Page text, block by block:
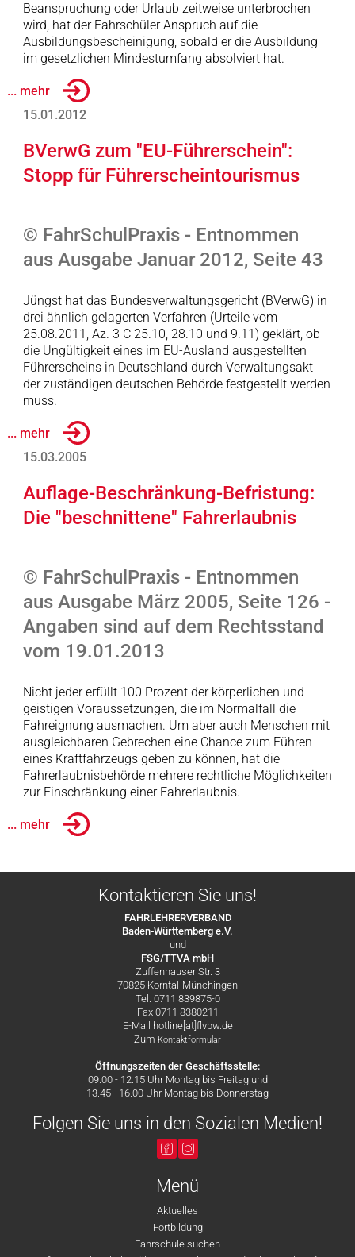
Beanspruchung oder Urlaub zeitweise unterbrochen
wird, hat der Fahrschüler Anspruch auf die
Ausbildungsbescheinigung, sobald er die Ausbildung
im gesetzlichen Mindestumfang absolviert hat.
... mehr
15.01.2012
BVerwG zum "EU-Führerschein":
Stopp für Führerscheintourismus
© FahrSchulPraxis - Entnommen
aus Ausgabe Januar 2012, Seite 43
Jüngst hat das Bundesverwaltungsgericht (BVerwG) in
drei ähnlich gelagerten Verfahren (Urteile vom
25.08.2011, Az. 3 C 25.10, 28.10 und 9.11) geklärt, ob
die Ungültigkeit eines im EU-Ausland ausgestellten
Führerscheins in Deutschland durch Verwaltungsakt
der zuständigen deutschen Behörde festgestellt werden
muss.
... mehr
15.03.2005
Auflage-Beschränkung-Befristung:
Die "beschnittene" Fahrerlaubnis
© FahrSchulPraxis - Entnommen
aus Ausgabe März 2005, Seite 126 -
Angaben sind auf dem Rechtsstand
vom 19.01.2013
Nicht jeder erfüllt 100 Prozent der körperlichen und
geistigen Voraussetzungen, die im Normalfall die
Fahreignung ausmachen. Um aber auch Menschen mit
ausgleichbaren Gebrechen eine Chance zum Führen
eines Kraftfahrzeugs geben zu können, hat die
Fahrerlaubnisbehörde mehrere rechtliche Möglichkeiten
zur Einschränkung einer Fahrerlaubnis.
... mehr
Kontaktieren Sie uns!
FAHRLEHRERVERBAND
Baden-Württemberg e.V.
und
FSG/TTVA mbH
Zuffenhauser Str. 3
70825 Korntal-Münchingen
Tel. 0711 839875-0
Fax 0711 8380211
E-Mail hotline[at]flvbw.de
Zum Kontaktformular
Öffnungszeiten der Geschäftsstelle:
09.00 - 12.15 Uhr Montag bis Freitag und
13.45 - 16.00 Uhr Montag bis Donnerstag
Folgen Sie uns in den Sozialen Medien!
Menü
Aktuelles
Fortbildung
Fahrschule suchen